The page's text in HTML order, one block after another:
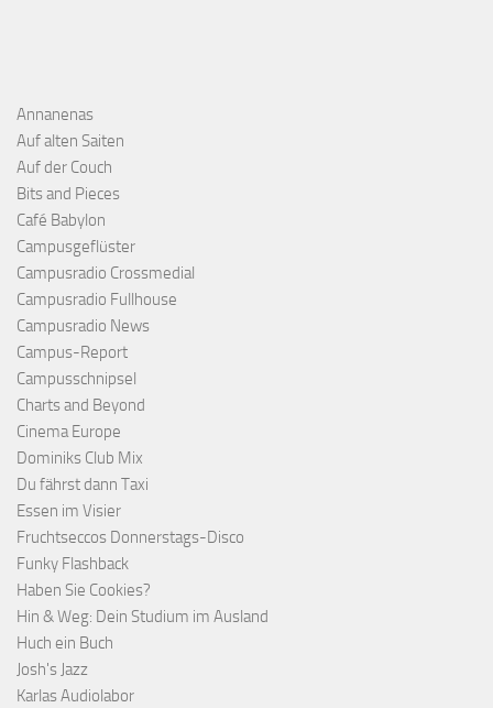
Annanenas
Auf alten Saiten
Auf der Couch
Bits and Pieces
Café Babylon
Campusgeflüster
Campusradio Crossmedial
Campusradio Fullhouse
Campusradio News
Campus-Report
Campusschnipsel
Charts and Beyond
Cinema Europe
Dominiks Club Mix
Du fährst dann Taxi
Essen im Visier
Fruchtseccos Donnerstags-Disco
Funky Flashback
Haben Sie Cookies?
Hin & Weg: Dein Studium im Ausland
Huch ein Buch
Josh's Jazz
Karlas Audiolabor